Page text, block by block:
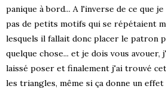
panique à bord... A l'inverse de ce que
pas de petits motifs qui se répétaient
lesquels il fallait donc placer le patron
quelque chose... et je dois vous avouer,
laissé poser et finalement j'ai trouvé
les triangles, même si ça donne un